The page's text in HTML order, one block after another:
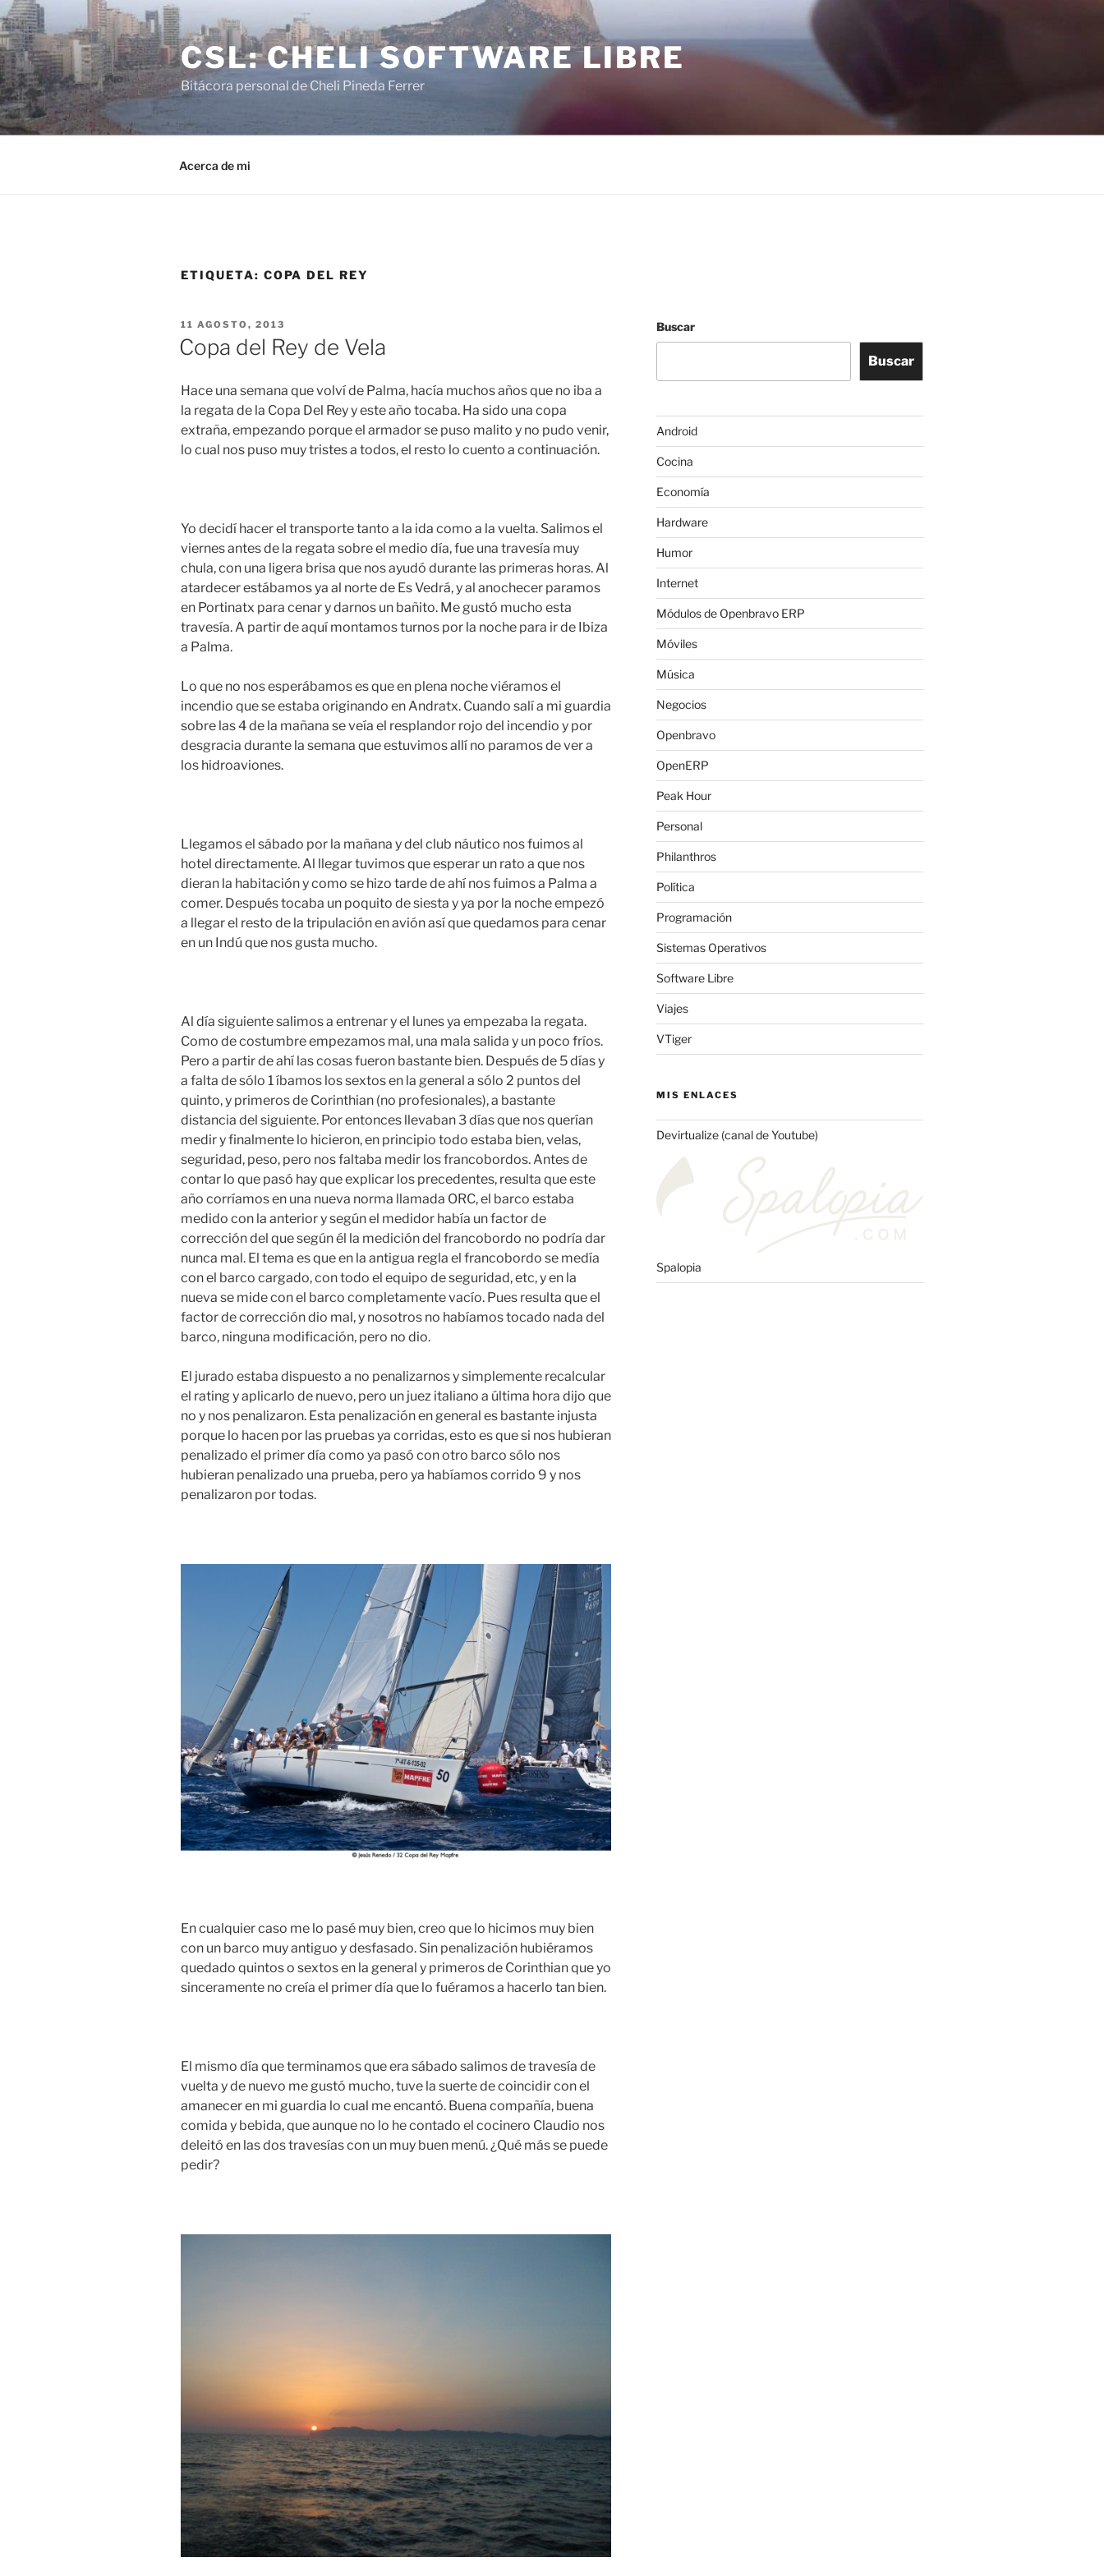
Saltar
al
contenido
CSL: CHELI SOFTWARE LIBRE
Bitácora personal de Cheli Pineda Ferrer
Acerca de mi
ETIQUETA: COPA DEL REY
PUBLICADO
EL
11 AGOSTO, 2013
Copa del Rey de Vela
Hace una semana que volví de Palma, hacía muchos años que no iba a
la regata de la Copa Del Rey y este año tocaba. Ha sido una copa
extraña, empezando porque el armador se puso malito y no pudo venir,
lo cual nos puso muy tristes a todos, el resto lo cuento a continuación.
Yo decidí hacer el transporte tanto a la ida como a la vuelta. Salimos el
viernes antes de la regata sobre el medio día, fue una travesía muy
chula, con una ligera brisa que nos ayudó durante las primeras horas. Al
atardecer estábamos ya al norte de Es Vedrá, y al anochecer paramos
en Portinatx para cenar y darnos un bañito. Me gustó mucho esta
travesía. A partir de aquí montamos turnos por la noche para ir de Ibiza
a Palma.
Lo que no nos esperábamos es que en plena noche viéramos el
incendio que se estaba originando en Andratx. Cuando salí a mi guardia
sobre las 4 de la mañana se veía el resplandor rojo del incendio y por
desgracia durante la semana que estuvimos allí no paramos de ver a
los hidroaviones.
Llegamos el sábado por la mañana y del club náutico nos fuimos al
hotel directamente. Al llegar tuvimos que esperar un rato a que nos
dieran la habitación y como se hizo tarde de ahí nos fuimos a Palma a
comer. Después tocaba un poquito de siesta y ya por la noche empezó
a llegar el resto de la tripulación en avión así que quedamos para cenar
en un Indú que nos gusta mucho.
Al día siguiente salimos a entrenar y el lunes ya empezaba la regata.
Como de costumbre empezamos mal, una mala salida y un poco fríos.
Pero a partir de ahí las cosas fueron bastante bien. Después de 5 días y
a falta de sólo 1 íbamos los sextos en la general a sólo 2 puntos del
quinto, y primeros de Corinthian (no profesionales), a bastante
distancia del siguiente. Por entonces llevaban 3 días que nos querían
medir y finalmente lo hicieron, en principio todo estaba bien, velas,
seguridad, peso, pero nos faltaba medir los francobordos. Antes de
contar lo que pasó hay que explicar los precedentes, resulta que este
año corríamos en una nueva norma llamada ORC, el barco estaba
medido con la anterior y según el medidor había un factor de
corrección del que según él la medición del francobordo no podría dar
nunca mal. El tema es que en la antigua regla el francobordo se medía
con el barco cargado, con todo el equipo de seguridad, etc, y en la
nueva se mide con el barco completamente vacío. Pues resulta que el
factor de corrección dio mal, y nosotros no habíamos tocado nada del
barco, ninguna modificación, pero no dio.
El jurado estaba dispuesto a no penalizarnos y simplemente recalcular
el rating y aplicarlo de nuevo, pero un juez italiano a última hora dijo que
no y nos penalizaron. Esta penalización en general es bastante injusta
porque lo hacen por las pruebas ya corridas, esto es que si nos hubieran
penalizado el primer día como ya pasó con otro barco sólo nos
hubieran penalizado una prueba, pero ya habíamos corrido 9 y nos
penalizaron por todas.
En cualquier caso me lo pasé muy bien, creo que lo hicimos muy bien
con un barco muy antiguo y desfasado. Sin penalización hubiéramos
quedado quintos o sextos en la general y primeros de Corinthian que yo
sinceramente no creía el primer día que lo fuéramos a hacerlo tan bien.
El mismo día que terminamos que era sábado salimos de travesía de
vuelta y de nuevo me gustó mucho, tuve la suerte de coincidir con el
amanecer en mi guardia lo cual me encantó. Buena compañía, buena
comida y bebida, que aunque no lo he contado el cocinero Claudio nos
deleitó en las dos travesías con un muy buen menú. ¿Qué más se puede
pedir?
Buscar
Buscar
Android
Cocina
Economía
Hardware
Humor
Internet
Módulos de Openbravo ERP
Móviles
Música
Negocios
Openbravo
OpenERP
Peak Hour
Personal
Philanthros
Política
Programación
Sistemas Operativos
Software Libre
Viajes
VTiger
MIS ENLACES
Devirtualize (canal de Youtube)
Spalopia